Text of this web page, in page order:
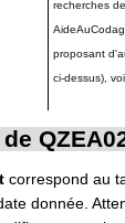
recherches
proposant
ci-dessus),
correspond au
donnée.